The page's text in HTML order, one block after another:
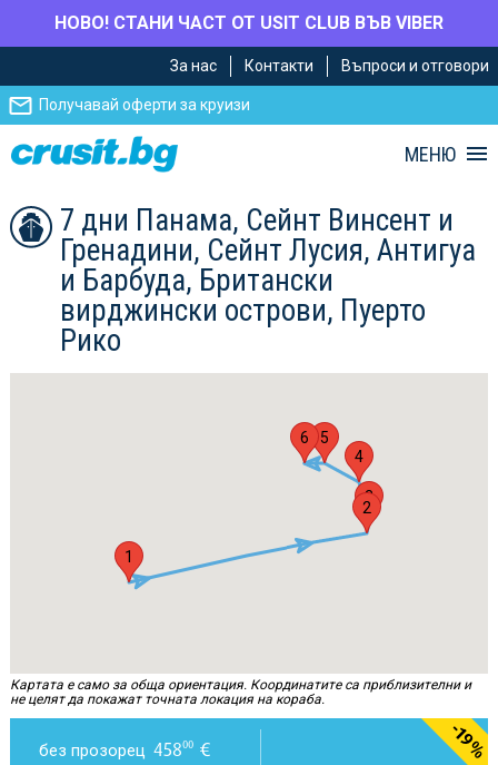
НОВО! СТАНИ ЧАСТ ОТ USIT CLUB ВЪВ VIBER
главното
съдържание
Навигацията
За нас Контакти Въпроси и отговори
Получавай оферти за круизи
МЕНЮ
7 дни Панама, Сейнт Винсент и
Гренадини, Сейнт Лусия, Антигуа
и Барбуда, Британски
вирджински острови, Пуерто
Рико
1
2
3
4
5
6
Картата е само за обща ориентация. Координатите са приблизителни и
не целят да покажат точната локация на кораба.
без прозорец 45800€ -19%